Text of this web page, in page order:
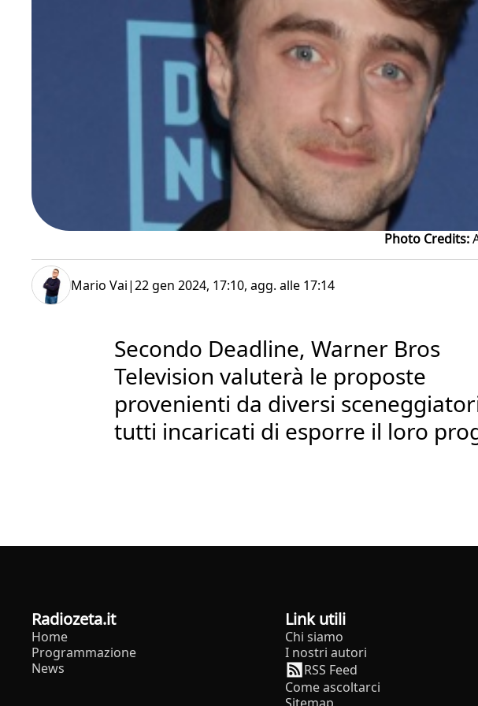
Photo Credits:
Mario Vai|22 gen 2024, 17:10, agg. alle 17:14
Secondo Deadline, Warner Bros
Television valuterà le proposte
provenienti da diversi
tutti incaricati di esporre il loro
radiozeta.it
Home
Programmazione
News
Link utili
Chi siamo
I nostri autori
RSS Feed
Come ascoltarci